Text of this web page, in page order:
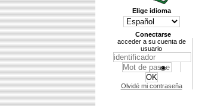
Elige idioma
Conectarse
acceder a su cuenta de
usuario
Olvidé mi contraseña